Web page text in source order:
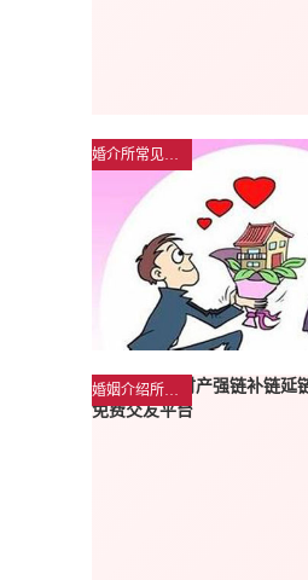
婚介所常见问题解答
婚姻介绍所公司新闻